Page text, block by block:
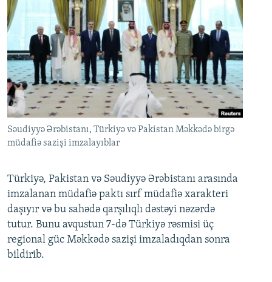
Səudiyyə Ərəbistanı, Türkiyə və Pakistan Məkkədə birgə
müdafiə sazişi imzalayıblar
Türkiyə, Pakistan və Səudiyyə Ərəbistanı arasında
imzalanan müdafiə paktı sırf müdafiə xarakteri
daşıyır və bu sahədə qarşılıqlı dəstəyi nəzərdə
tutur. Bunu avqustun 7-də Türkiyə rəsmisi üç
regional güc Məkkədə sazişi imzaladıqdan sonra
bildirib.